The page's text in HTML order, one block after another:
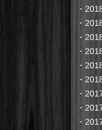
・
・
・
・
・
・
・
・
・